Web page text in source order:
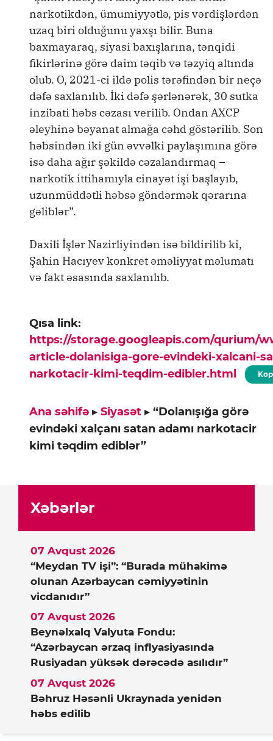
narkotikdən, ümumiyyətlə, pis vərdişlərdən
uzaq biri olduğunu yaxşı bilir. Buna
baxmayaraq, siyasi baxışlarına, tənqidi
fikirlərinə görə daim təqib və təzyiq altında
olub. O, 2021-ci ildə polis tərəfindən bir neçə
dəfə saxlanılıb. İki dəfə şərlənərək, 30 sutka
inzibati həbs cəzası verilib. Ondan AXCP
əleyhinə bəyanat almağa cəhd göstərilib. Son
həbsindən iki gün əvvəlki paylaşımına görə
isə daha ağır şəkildə cəzalandırmaq –
narkotik ittihamıyla cinayət işi başlayıb,
uzunmüddətli həbsə göndərmək qərarına
gəliblər”.
Daxili İşlər Nazirliyindən isə bildirilib ki,
Şahin Hacıyev konkret əməliyyat məlumatı
və fakt əsasında saxlanılıb.
Qısa link:
https://storage.googleapis.com/qurium/
article-dolanisiga-gore-evindeki-xalcani-
narkotacir-kimi-teqdim-edibler.html
Ana səhifə ▸ Siyasət ▸ “Dolanışığa görə
evindəki xalçanı satan adamı narkotacir
kimi təqdim ediblər”
Xəbərlər
“Meydan TV işi”: “Burada mühakimə
olunan Azərbaycan cəmiyyətinin
vicdanıdır”
07 Avqust 2026
Beynəlxalq Valyuta Fondu:
“Azərbaycan ərzaq inflyasiyasında
Rusiyadan yüksək dərəcədə asılıdır”
07 Avqust 2026
Bəhruz Həsənli Ukraynada yenidən
həbs edilib
07 Avqust 2026